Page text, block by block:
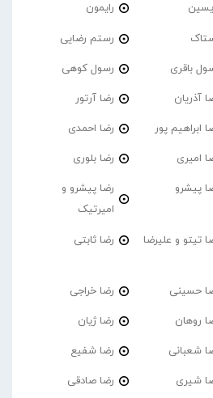
رایمون
رستم رضایی
باقری رسول کوهی
آذریان رضا آرتور
ابراهیم پور رضا احمدی
امیری رضا بلوری
پیشرو
رضا پیشرو و
امیرتیک
تیتو و علیرضا رضا ثابتی
حسینی رضا خراجی
روهان رضا ژیان
شعبانی رضا شفیع
شیری رضا صادقی